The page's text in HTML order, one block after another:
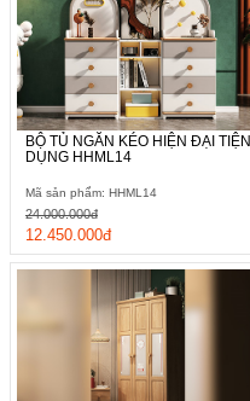
BỘ TỦ NGĂN KÉO HIỆN ĐẠI TIỆN
DỤNG HHML14
Mã sản phẩm: HHML14
12.450.000đ
24.000.000đ